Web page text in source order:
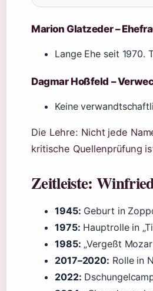
Marion Glatzeder –
Lange Ehe seit 1970.
Dagmar Hoßfeld –
Keine
Die Lehre: Nicht jede
kritische Quellenprüfung
Zeitleiste:
1945: Geburt in
1975: Hauptrolle in
1985: „Vergeßt
2017–2020: Rolle in
2022: